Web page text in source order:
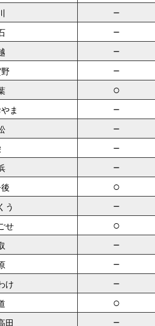
－
－
－
－
○
ま －
－
－
－
○
う －
せ ○
－
－
け －
○
田 －